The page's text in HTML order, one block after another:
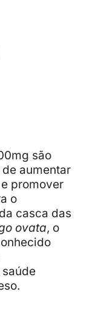
são
aumentar
promover
o
casca das
ovata, o